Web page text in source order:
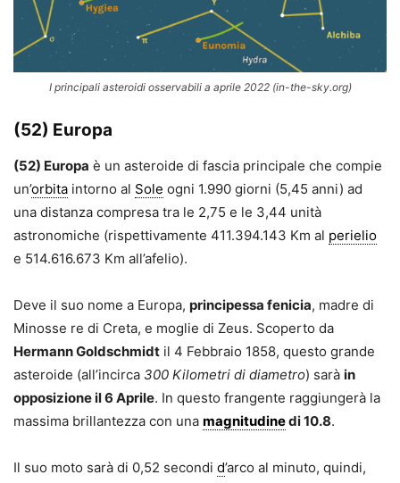
I principali asteroidi osservabili a aprile 2022 (in-the-sky.org)
(52) Europa
(52) Europa è un asteroide di fascia principale che compie
un’orbita intorno al Sole ogni 1.990 giorni (5,45 anni) ad
una distanza compresa tra le 2,75 e le 3,44 unità
astronomiche (rispettivamente 411.394.143 Km al perielio
e 514.616.673 Km all’afelio).
Deve il suo nome a Europa, principessa fenicia, madre di
Minosse re di Creta, e moglie di Zeus. Scoperto da
Hermann Goldschmidt il 4 Febbraio 1858, questo grande
asteroide (all’incirca 300 Kilometri di diametro) sarà in
opposizione il 6 Aprile. In questo frangente raggiungerà la
massima brillantezza con una magnitudinedi 10.8.
Il suo moto sarà di 0,52 secondi d’arco al minuto, quindi,